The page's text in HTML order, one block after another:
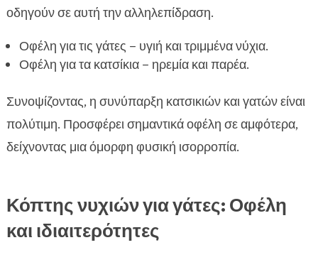
οδηγούν σε αυτή την αλληλεπίδραση.
Οφέλη για τις γάτες – υγιή και τριμμένα νύχια.
Οφέλη για τα κατσίκια – ηρεμία και παρέα.
Συνοψίζοντας, η συνύπαρξη κατσικιών και γατών είναι
πολύτιμη. Προσφέρει σημαντικά οφέλη σε αμφότερα,
δείχνοντας μια όμορφη φυσική ισορροπία.
Κόπτης νυχιών για γάτες: Οφέλη
και ιδιαιτερότητες